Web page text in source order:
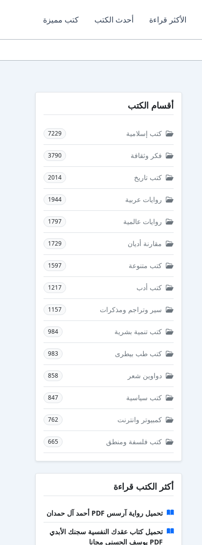
الأكثر قراءة أحدث الكتب كتب مميزة
أقسام الكتب
كتب إسلامية 7229
فكر وثقافة 3790
كتب تاريخ 2014
روايات عربية 1944
روايات عالمية 1797
مقارنة أديان 1729
كتب متنوعة 1597
كتب أدب 1217
سير وتراجم ومذكرات 1157
كتب تنمية بشرية 984
كتب طب بيطرى 983
دواوين شعر 858
كتب سياسية 847
كمبيوتر وانترنت 762
كتب فلسفة ومنطق 665
أكثر الكتب قراءة
تحميل رواية آرسس PDF أحمد آل حمدان
تحميل كتاب عقدك النفسية سجنك الأبدي
PDF يوسف الحسني مجانا